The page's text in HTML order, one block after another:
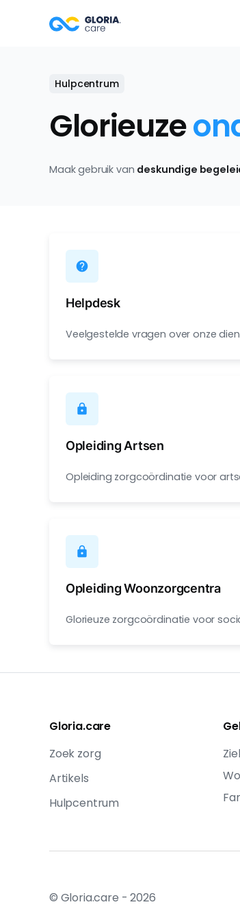
Hulpcentrum
Glorieuze
Maak gebruik van deskundige
help
Helpdesk
Veelgestelde vragen over onze
lock
Opleiding Artsen
Opleiding zorgcoördinatie voor
lock
Opleiding Woonzorgcentra
Glorieuze zorgcoördinatie voor
Gloria.care
Zoek zorg
Artikels
Hulpcentrum
© Gloria.care -2026